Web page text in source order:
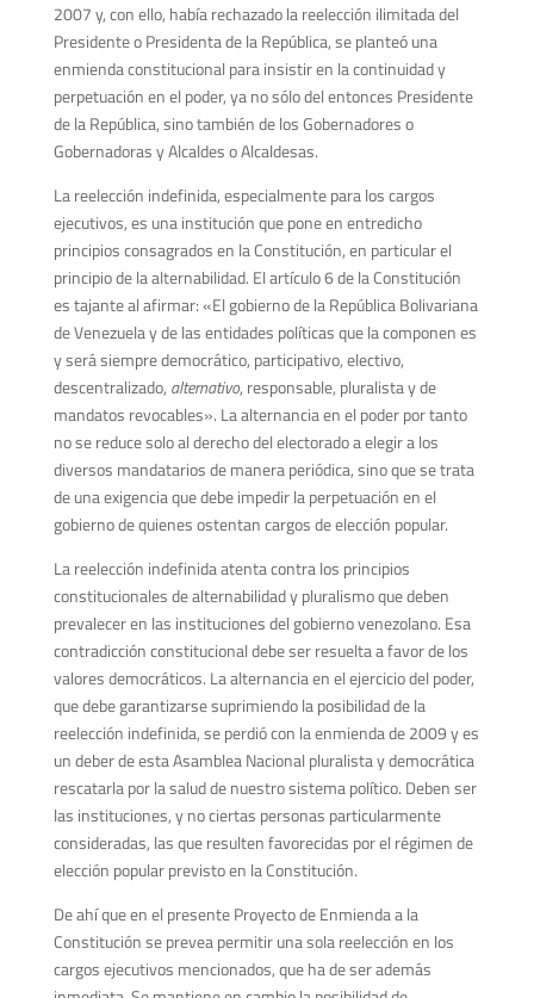
2007 y, con ello, había rechazado la reelección ilimitada del
Presidente o Presidenta de la República, se planteó una
enmienda constitucional para insistir en la continuidad y
perpetuación en el poder, ya no sólo del entonces Presidente
de la República, sino también de los Gobernadores o
Gobernadoras y Alcaldes o Alcaldesas.
La reelección indefinida, especialmente para los cargos
ejecutivos, es una institución que pone en entredicho
principios consagrados en la Constitución, en particular el
principio de la alternabilidad. El artículo 6 de la Constitución
es tajante al afirmar: «El gobierno de la República Bolivariana
de Venezuela y de las entidades políticas que la componen es
y será siempre democrático, participativo, electivo,
descentralizado, alternativo, responsable, pluralista y de
mandatos revocables». La alternancia en el poder por tanto
no se reduce solo al derecho del electorado a elegir a los
diversos mandatarios de manera periódica, sino que se trata
de una exigencia que debe impedir la perpetuación en el
gobierno de quienes ostentan cargos de elección popular.
La reelección indefinida atenta contra los principios
constitucionales de alternabilidad y pluralismo que deben
prevalecer en las instituciones del gobierno venezolano. Esa
contradicción constitucional debe ser resuelta a favor de los
valores democráticos. La alternancia en el ejercicio del poder,
que debe garantizarse suprimiendo la posibilidad de la
reelección indefinida, se perdió con la enmienda de 2009 y es
un deber de esta Asamblea Nacional pluralista y democrática
rescatarla por la salud de nuestro sistema político. Deben ser
las instituciones, y no ciertas personas particularmente
consideradas, las que resulten favorecidas por el régimen de
elección popular previsto en la Constitución.
De ahí que en el presente Proyecto de Enmienda a la
Constitución se prevea permitir una sola reelección en los
cargos ejecutivos mencionados, que ha de ser además